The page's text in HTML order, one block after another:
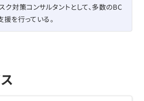
ク対策コンサルタントとして、多数のBC
を行っている。